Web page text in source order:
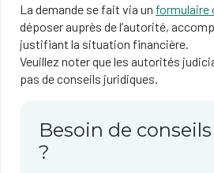
La demande se fait via un formulaire
déposer auprès de l’autorité,
justifiant la situation financière.
Veuillez noter que les autorités
pas de conseils juridiques.
Besoin de
?